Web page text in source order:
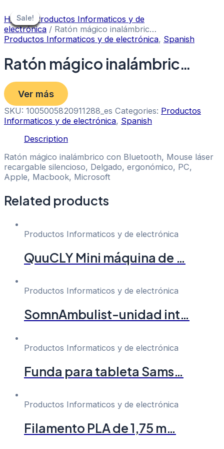
to
content
Sale!
Home/ Productos Informaticos y de
electrónica / Ratón mágico inalámbric…
Productos Informaticos y de electrónica, Spanish
Ratón mágico inalámbric…
Ver más
SKU: 1005005820911288_es Categories: Productos
Informaticos y de electrónica, Spanish
Description
Ratón mágico inalámbrico con Bluetooth, Mouse láser
recargable silencioso, Delgado, ergonómico, PC,
Apple, Macbook, Microsoft
Related products
Sale!
Sale!
Productos Informaticos y de electrónica
QuuCLY Mini máquina de …
Sale!
Sale!
Productos Informaticos y de electrónica
SomnAmbulist-unidad int…
Sale!
Sale!
Productos Informaticos y de electrónica
Funda para tableta Sams…
Sale!
Sale!
Productos Informaticos y de electrónica
Filamento PLA de 1,75 m…